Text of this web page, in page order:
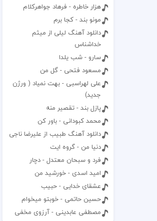
هزار خاطره - فرهاد جواهرکلام
مونو بند - کجا برم
دانلود آهنگ لیلی از میثم
خداشناس
سارو - شب یلدا
مسعود فتحی - گل من
علی لهراسبی - بهت نمیاد ( ورژن
جدید)
پازل بند - تقصیر منه
محمد کبودانی - باور کن
دانلود آهنگ طبیب از علیرضا ناجی
دنیا من - گروه ایت
فرد و سبحان معتدل - دچار
امید اسدی - خورشید من
عشقای خدایی - حبیب
حسین حاتمی - خوبتو میخوام
مصطفی عابدینی - آرزوی مخفی